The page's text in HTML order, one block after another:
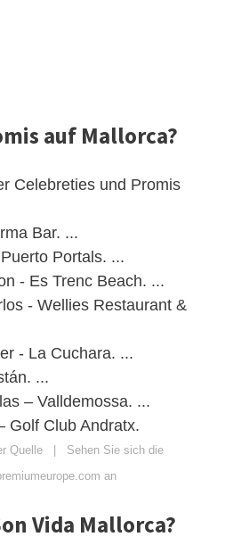
auf Mallorca?
Celebreties und Promis
Bar. ...
Portals. ...
- Es Trenc Beach. ...
- Wellies Restaurant &
- La Cuchara. ...
...
– Valldemossa. ...
Golf Club Andratx.
Quelle | Sehen Sie sich die
an
Vida Mallorca?